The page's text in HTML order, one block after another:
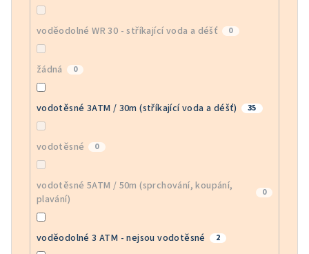
voděodolné WR 30 - stříkající voda a déšť 0
žádná 0
vodotěsné 3ATM / 30m (stříkající voda a déšť) 35
vodotěsné 0
vodotěsné 5ATM / 50m (sprchování, koupání,
plavání)
0
voděodolné 3 ATM - nejsou vodotěsné 2